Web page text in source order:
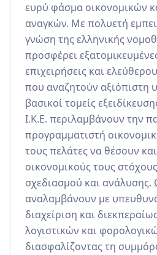
ευρύ φάσμα οικονομικών
αναγκών. Με πολυετή
γνώση της ελληνικής
προσφέρει
επιχειρήσεις και
που αναζητούν αξιόπιστη
βασικοί τομείς
Ι.Κ.Ε. περιλαμβάνουν την
προγραμματιστή
τους πελάτες να θέσουν
οικονομικούς τους
σχεδιασμού και ανάλυσης.
αναλαμβάνουν με
διαχείριση και
λογιστικών και
διασφαλίζοντας τη